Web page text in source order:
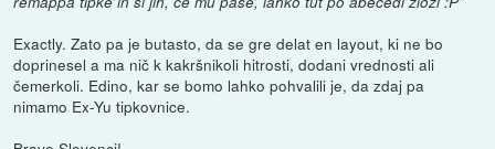
Exactly. Zato pa je butasto, da se gre delat en layout, ki ne bo
doprinesel a ma nič k kakršnikoli hitrosti, dodani vrednosti ali
čemerkoli. Edino, kar se bomo lahko pohvalili je, da zdaj pa
nimamo Ex-Yu tipkovnice.